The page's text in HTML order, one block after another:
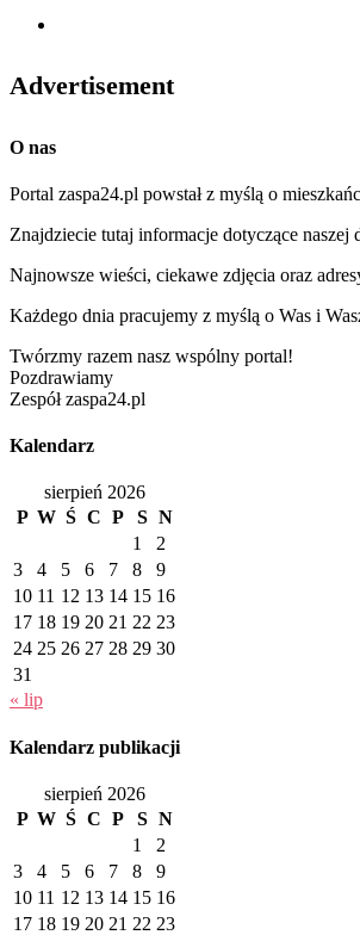
Advertisement
O nas
Portal zaspa24.pl powstał z myślą o
Znajdziecie tutaj informacje dotyczące naszej
Najnowsze wieści, ciekawe zdjęcia oraz
Każdego dnia pracujemy z myślą o Was i
Twórzmy razem nasz wspólny portal!
Pozdrawiamy
Zespół zaspa24.pl
Kalendarz
sierpień 2026
P W Ś C P S N
1
2
3
4 5 6 7 8
9
10 11 12 13 14 15 16
17 18 19 20 21 22 23
24 25 26 27 28 29 30
31
« lip
Kalendarz publikacji
sierpień 2026
P W Ś C P S N
1
2
3
4 5 6 7 8
9
10 11 12 13 14 15 16
17 18 19 20 21 22 23